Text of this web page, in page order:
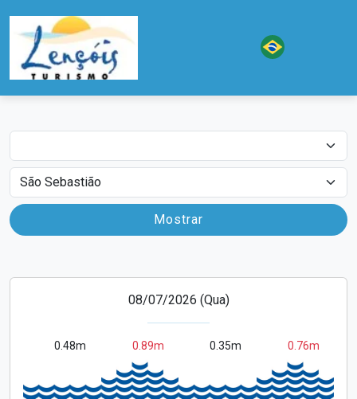
City
08/07/2026 (Qua)
0.48m 0.89m 0.35m 0.76m